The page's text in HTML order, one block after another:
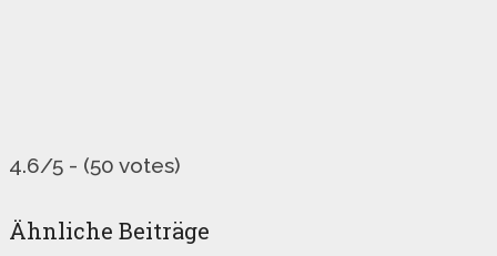
4.6/5 - (50 votes)
Ähnliche Beiträge